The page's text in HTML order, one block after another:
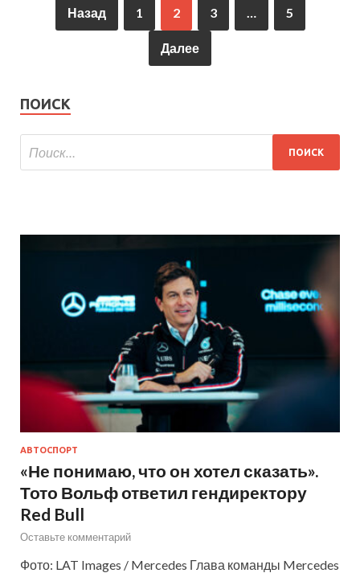
Назад 1 2 3 … 5
Далее
ПОИСК
АВТОСПОРТ
«Не понимаю, что он хотел сказать».
Тото Вольф ответил гендиректору
Red Bull
Оставьте комментарий
Фото: LAT Images / Mercedes Глава команды Mercedes